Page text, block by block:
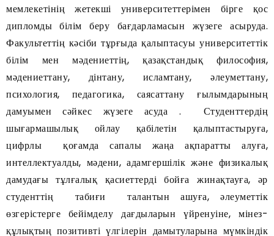
мемлекетінің жетекші университеттерімен бірге қос
дипломды білім беру бағдарламасын жүзеге асыруда.
Факультеттің кәсіби тұрғыда қалыптасуы университеттік
білім мен мәдениеттің, қазақстандық философия,
мәдениеттану, дінтану, исламтану, әлеуметтану,
психология, педагогика, саясаттану ғылымдарының
дамуымен сәйкес жүзеге асуда . Студенттердің
шығармашылық ойлау қабілетін қалыптастыруға,
цифрлы қоғамда сапалы жаңа ақпаратты алуға,
интеллектуалды, мәдени, адамгершілік және физикалық
дамудағы тұлғалық қасиеттерді бойға жинақтауға, әр
студенттің табиғи талантын ашуға, әлеуметтік
өзгерістерге бейімделу дағдыларын үйренуіне, мінез-
құлықтың позитивті үлгілерін дамытуларына мүмкіндік